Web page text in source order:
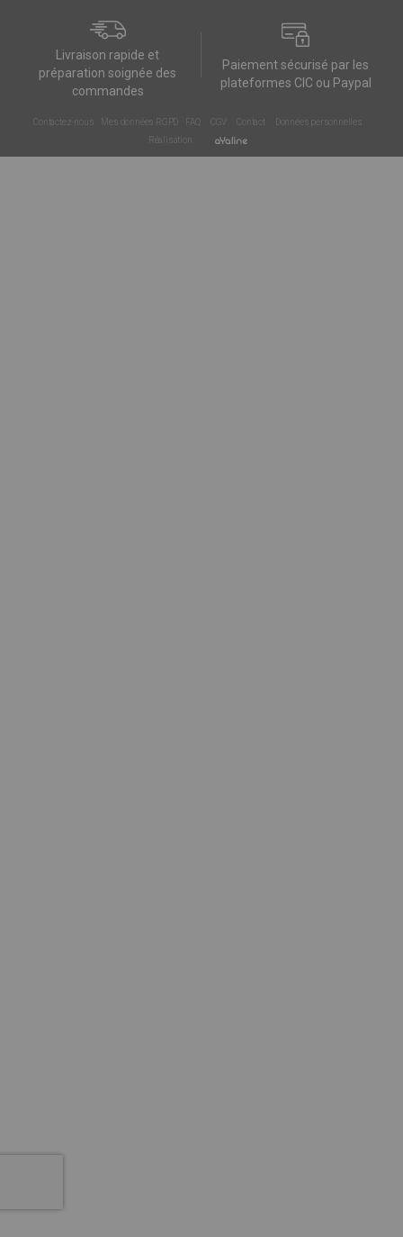
Livraison rapide et
préparation soignée des
commandes
Paiement sécurisé par les
plateformes CIC ou Paypal
Contactez-nous Mes données RGPD FAQ CGV Contact
Données personnelles
Réalisation :